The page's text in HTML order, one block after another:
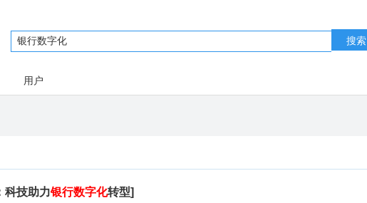
搜索
用户
科技助力银行数字化转型]